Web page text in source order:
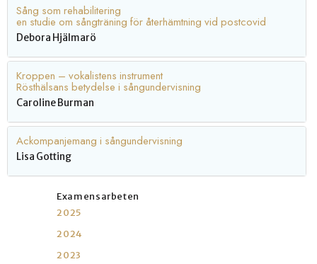
Sång som rehabilitering
en studie om sångträning för återhämtning vid postcovid
Debora Hjälmarö
Kroppen – vokalistens instrument
Rösthälsans betydelse i sångundervisning
Caroline Burman
Ackompanjemang i sångundervisning
Lisa Gotting
Examensarbeten
2025
2024
2023